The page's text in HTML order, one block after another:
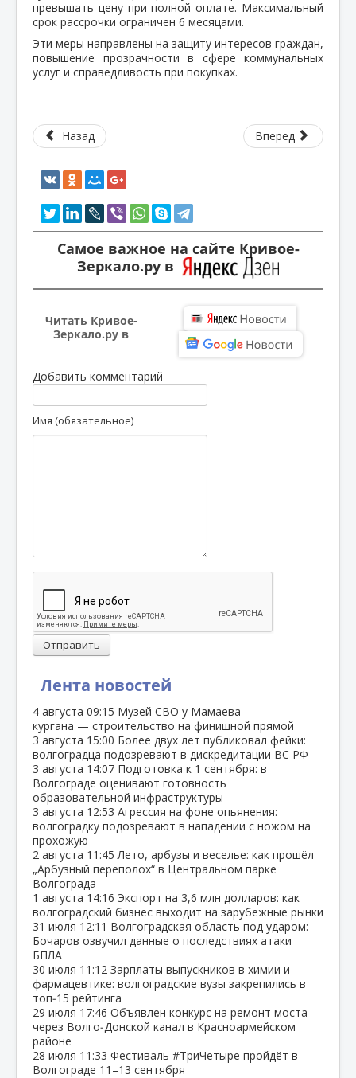
Лента новостей
4 августа 09:15 Музей СВО у Мамаева
кургана — строительство на финишной прямой
3 августа 15:00 Более двух лет публиковал фейки:
волгоградца подозревают в дискредитации ВС РФ
3 августа 14:07 Подготовка к 1 сентября: в
Волгограде оценивают готовность
образовательной инфраструктуры
3 августа 12:53 Агрессия на фоне опьянения:
волгоградку подозревают в нападении с ножом на
прохожую
2 августа 11:45 Лето, арбузы и веселье: как прошёл
„Арбузный переполох“ в Центральном парке
Волгограда
1 августа 14:16 Экспорт на 3,6 млн долларов: как
волгоградский бизнес выходит на зарубежные рынки
31 июля 12:11 Волгоградская область под ударом:
Бочаров озвучил данные о последствиях атаки
БПЛА
30 июля 11:12 Зарплаты выпускников в химии и
фармацевтике: волгоградские вузы закрепились в
топ‑15 рейтинга
29 июля 17:46 Объявлен конкурс на ремонт моста
через Волго‑Донской канал в Красноармейском
районе
28 июля 11:33 Фестиваль #ТриЧетыре пройдёт в
Волгограде 11–13 сентября
превышать цену при полной оплате. Максимальный
срок рассрочки ограничен 6 месяцами.
Эти меры направлены на защиту интересов граждан,
повышение прозрачности в сфере коммунальных
услуг и справедливость при покупках.
Назад Вперед
Самое важное на сайте Кривое-
Зеркало.ру в
Читать Кривое-
Зеркало.ру в
Добавить комментарий
Имя (обязательное)
Отправить